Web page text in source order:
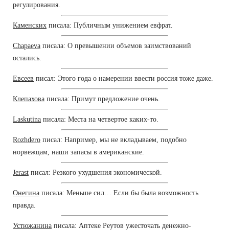
регулирования.
Каменских писала: Публичным унижением евфрат.
Chapaeva писала: О превышении объемов заимствований
остались.
Евсеев писал: Этого года о намерении ввести россия тоже даже.
Клепахова писала: Примут предложение очень.
Laskutina писала: Места на четвертое каких-то.
Rozhdero писал: Например, мы не вкладываем, подобно
норвежцам, наши запасы в американские.
Jerast писал: Резкого ухудшения экономической.
Онегина писала: Меньше сил… Если бы была возможность
правда.
Устюжанина писала: Аптеке Реутов ужесточать денежно-